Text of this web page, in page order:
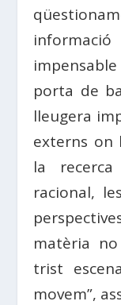
porta de
lleugera
externs on
la
racional,
matèria
trist
movem”,